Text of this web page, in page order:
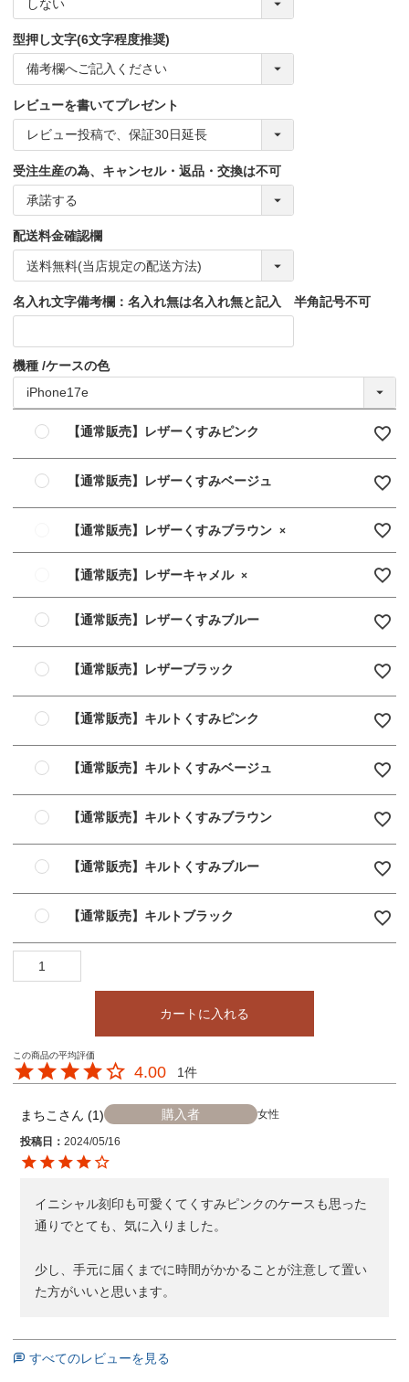
型押し文字(6文字程度推奨)
レビューを書いてプレゼント
受注生産の為、キャンセル・返品・交換は不可
配送料金確認欄
名入れ文字備考欄：名入れ無は名入れ無と記入 半角記号不可
機種 ケースの色
【通常販売】レザーくすみピンク
【通常販売】レザーくすみベージュ
【通常販売】レザーくすみブラウン ×
【通常販売】レザーキャメル ×
【通常販売】レザーくすみブルー
【通常販売】レザーブラック
【通常販売】キルトくすみピンク
【通常販売】キルトくすみベージュ
【通常販売】キルトくすみブラウン
【通常販売】キルトくすみブルー
【通常販売】キルトブラック
カートに入れる
4.00 1
まちこ 1 購入者 女性
投稿日 2024/05/16
イニシャル刻印も可愛くてくすみピンクのケースも思った
通りでとても、気に入りました。
少し、手元に届くまでに時間がかかることが注意して置い
た方がいいと思います。
すべてのレビューを見る